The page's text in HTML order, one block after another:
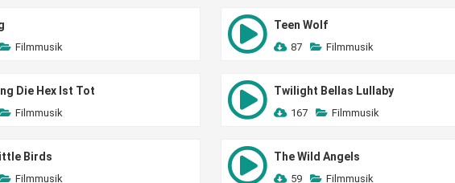
Filmmusik
Teen Wolf
87 Filmmusik
Die Hex Ist Tot
Filmmusik
Twilight Bellas Lullaby
167 Filmmusik
Birds
Filmmusik
The Wild Angels
59 Filmmusik